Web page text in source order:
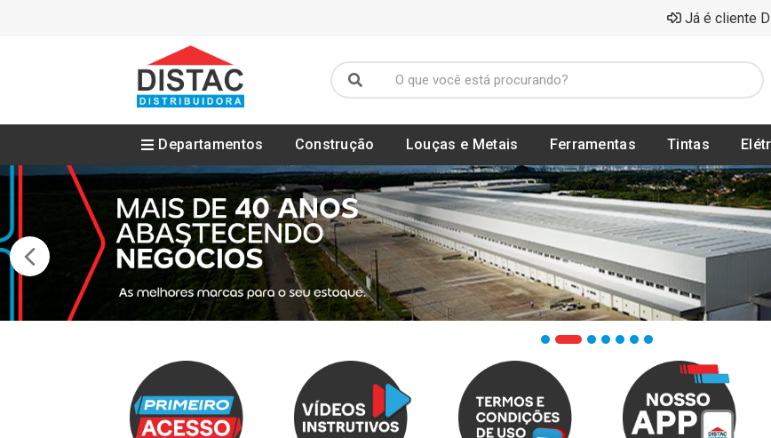
Já é cliente
Departamentos Construção Louças e Metais Ferramentas Tintas